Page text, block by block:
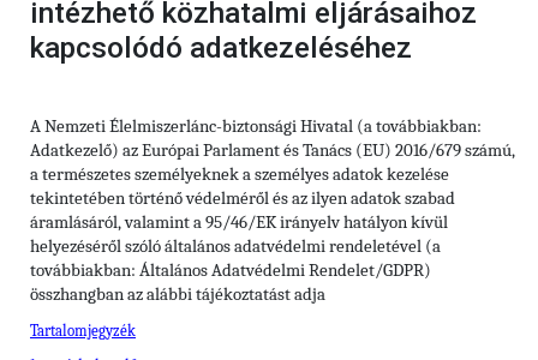
intézhető közhatalmi eljárásaihoz
kapcsolódó adatkezeléséhez
A Nemzeti Élelmiszerlánc-biztonsági Hivatal (a továbbiakban:
Adatkezelő) az Európai Parlament és Tanács (EU) 2016/679 számú,
a természetes személyeknek a személyes adatok kezelése
tekintetében történő védelméről és az ilyen adatok szabad
áramlásáról, valamint a 95/46/EK irányelv hatályon kívül
helyezéséről szóló általános adatvédelmi rendeletével (a
továbbiakban: Általános Adatvédelmi Rendelet/GDPR)
összhangban az alábbi tájékoztatást adja
Tartalomjegyzék